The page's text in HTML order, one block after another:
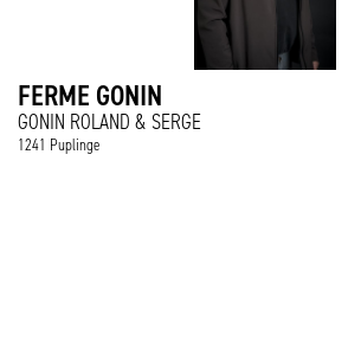
FERME GONIN
GONIN ROLAND & SERGE
1241 Puplinge